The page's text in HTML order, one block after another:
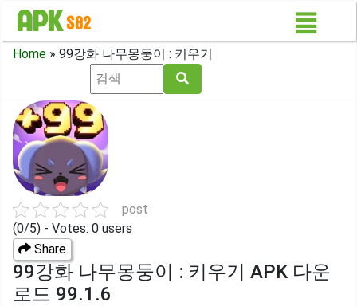
Home » 99강화 나무몽둥이 : 키우기
post
(0/5) - Votes: 0 users
Share
99강화 나무몽둥이 : 키우기 APK 다운
로드 99.1.6